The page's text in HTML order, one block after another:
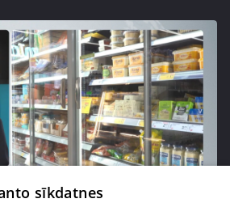
sīkdatnes